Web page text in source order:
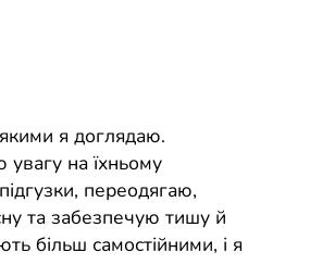
якими я доглядаю.
на їхньому
переодягаю,
та забезпечую тишу й
більш самостійними, і я